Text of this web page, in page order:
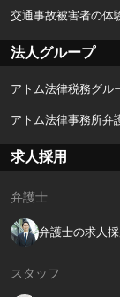
交通事故被害者の体
法人グループ
アトム法律税務グル
アトム法律事務所弁
求人採用
弁護士
弁護士の求人採
スタッフ